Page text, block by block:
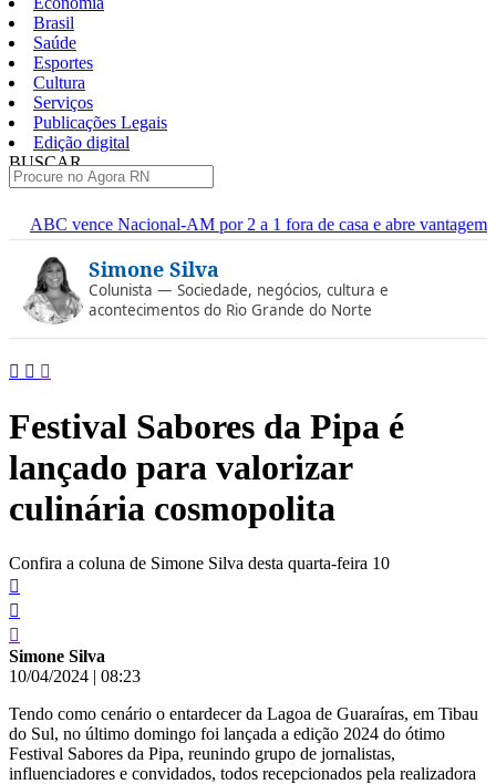
Brasil
Saúde
Esportes
Cultura
Serviços
Publicações Legais
Edição digital
BUSCAR
AM por 2 a 1 fora de casa e abre vantagem nas quartas
Cine
conteúdo
Simone Silva
Colunista — Sociedade, negócios, cultura e
acontecimentos do Rio Grande do Norte
Festival Sabores da Pipa é
lançado para valorizar
culinária cosmopolita
Confira a coluna de Simone Silva desta quarta-feira 10
Simone Silva
10/04/2024 | 08:23
Tendo como cenário o entardecer da Lagoa de Guaraíras, em Tibau
do Sul, no último domingo foi lançada a edição 2024 do ótimo
Festival Sabores da Pipa, reunindo grupo de jornalistas,
influenciadores e convidados, todos recepcionados pela realizadora